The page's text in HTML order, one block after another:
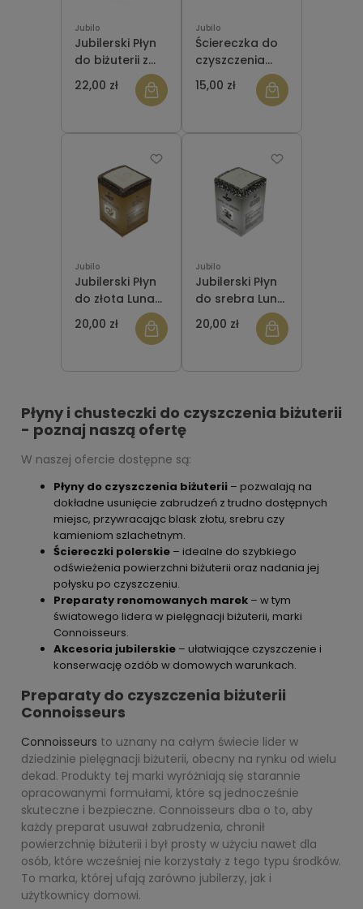
Jubilo
Jubilerski Płyn
do biżuterii z
bursztynem 70
ml
22,00 zł
Jubilo
Ściereczka do
czyszczenia
biżuterii 20 x 12
cm
15,00 zł
Jubilo
Jubilerski Płyn
do złota Luna
70ml
20,00 zł
Jubilo
Jubilerski Płyn
do srebra Luna
70ml
20,00 zł
Płyny i chusteczki do czyszczenia biżuterii
- poznaj naszą ofertę
W naszej ofercie dostępne są:
Płyny do czyszczenia biżuterii – pozwalają na
dokładne usunięcie zabrudzeń z trudno dostępnych
miejsc, przywracając blask złotu, srebru czy
kamieniom szlachetnym.
Ściereczki polerskie – idealne do szybkiego
odświeżenia powierzchni biżuterii oraz nadania jej
połysku po czyszczeniu.
Preparaty renomowanych marek – w tym
światowego lidera w pielęgnacji biżuterii, marki
Connoisseurs.
Akcesoria jubilerskie – ułatwiające czyszczenie i
konserwację ozdób w domowych warunkach.
Preparaty do czyszczenia biżuterii
Connoisseurs
Connoisseurs to uznany na całym świecie lider w
dziedzinie pielęgnacji biżuterii, obecny na rynku od wielu
dekad. Produkty tej marki wyróżniają się starannie
opracowanymi formułami, które są jednocześnie
skuteczne i bezpieczne. Connoisseurs dba o to, aby
każdy preparat usuwał zabrudzenia, chronił
powierzchnię biżuterii i był prosty w użyciu nawet dla
osób, które wcześniej nie korzystały z tego typu środków.
To marka, której ufają zarówno jubilerzy, jak i
użytkownicy domowi.